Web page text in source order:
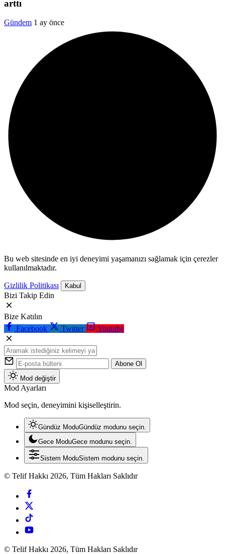
arttı
Gündem 1 ay önce
Bu web sitesinde en iyi deneyimi yaşamanızı sağlamak için çerezler
kullanılmaktadır.
Gizlilik Politikası Kabul
Bizi Takip Edin
Bize Katılın
Facebook
Twitter Youtube
Abone Ol
Mod değiştir
Mod Ayarları
Mod seçin, deneyimini kişiselleştirin.
Gündüz ModuGündüz modunu seçin.
Gece ModuGece modunu seçin.
Sistem ModuSistem modunu seçin.
© Telif Hakkı 2026, Tüm Hakları Saklıdır
© Telif Hakkı 2026, Tüm Hakları Saklıdır